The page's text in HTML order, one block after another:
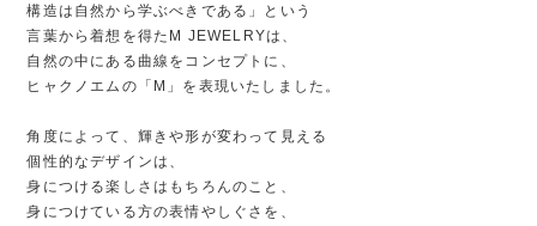
構造は自然から学ぶべきである」という
言葉から着想を得たM JEWELRYは、
自然の中にある曲線をコンセプトに、
ヒャクノエムの「M」を表現いたしました。
角度によって、輝きや形が変わって見える
個性的なデザインは、
身につける楽しさはもちろんのこと、
身につけている方の表情やしぐさを、